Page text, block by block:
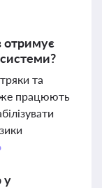
отримує
та
працюють
у